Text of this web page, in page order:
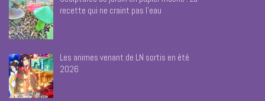
recette qui ne craint pas l’eau
Les animes venant de LN sortis en été
2026